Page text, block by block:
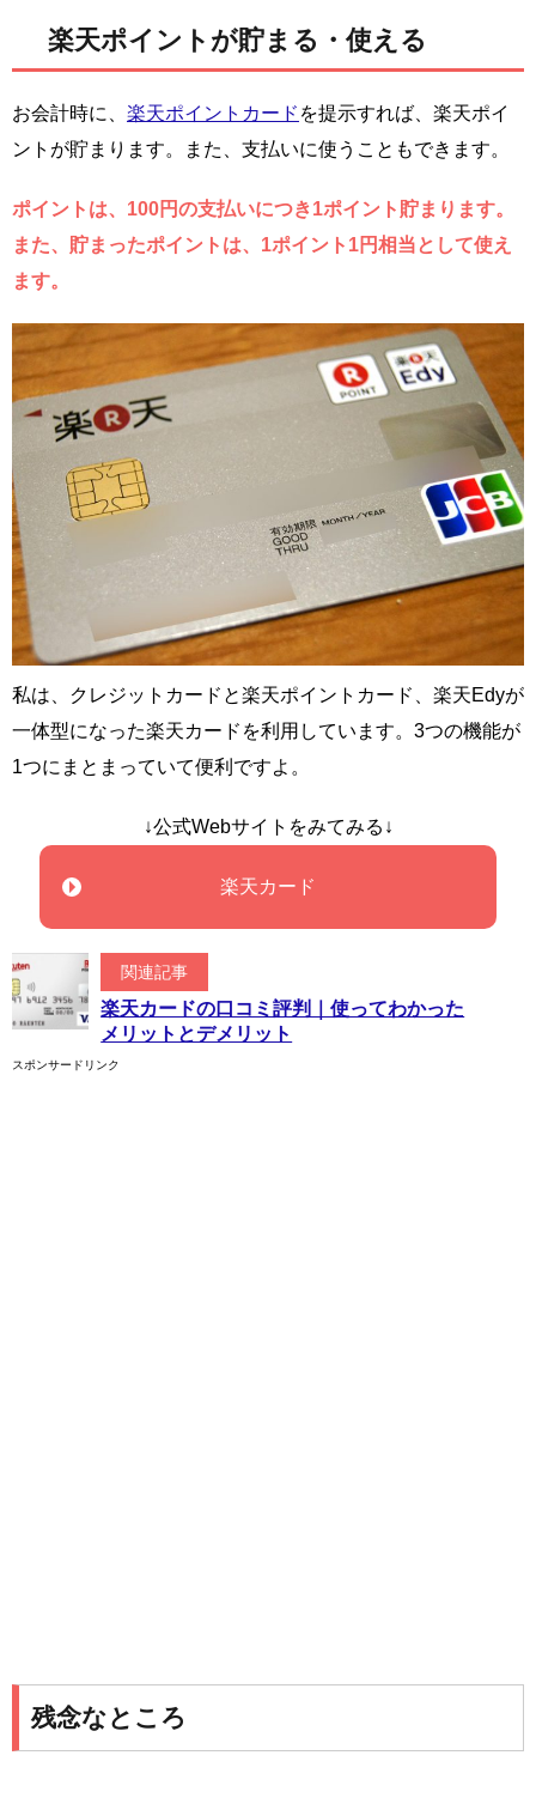
楽天ポイントが貯まる・使える
お会計時に、 楽天ポイントカード を提示すれば、楽天ポイ
ントが貯まります。また、支払いに使うこともできます。
ポイントは、100円の支払いにつき1ポイント貯まります。
また、貯まったポイントは、1ポイント1円相当として使え
ます。
私は、クレジットカードと楽天ポイントカード、楽天Edyが
一体型になった楽天カードを利用しています。3つの機能が
1つにまとまっていて便利ですよ。
↓公式Webサイトをみてみる↓
楽天カード
関連記事
楽天カードの口コミ評判｜使ってわかった
メリットとデメリット
スポンサードリンク
残念なところ